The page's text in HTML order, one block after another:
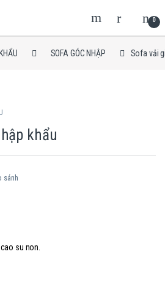
0
SOFA GÓC NHẬP Sofa vải
khẩu
sánh
su non.